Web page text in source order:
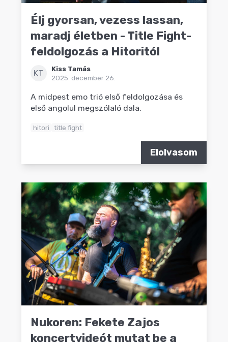
Élj gyorsan, vezess lassan,
maradj életben - Title Fight-
feldolgozás a Hitoritól
KT
Kiss Tamás
2025. december 26.
A midpest emo trió első feldolgozása és
első angolul megszólaló dala.
hitori title fight
Elolvasom
Nukoren: Fekete Zajos
koncertvideót mutat be a